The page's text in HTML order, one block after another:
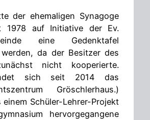
der ehemaligen Synagoge
1978 auf Initiative der Ev.
eine Gedenktafel
da der Besitzer des
nicht kooperierte.
sich seit 2014 das
Gröschlerhaus.)
einem Schüler-Lehrer-Projekt
hervorgegangene